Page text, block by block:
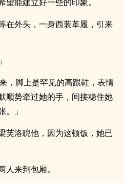
在外头，一身西装革履，引来
，脚上是罕见的高跟鞋，表情
顺势牵过她的手，间接稳住她
。」
芙洛睨他，因为这顿饭，她已
来到包厢。